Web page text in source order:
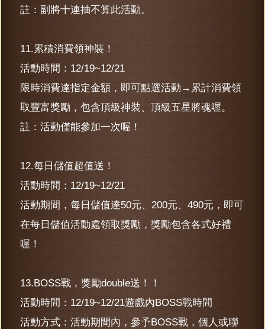
註：副將十連抽不算此活動。
11.累積消費領神裝！
活動時間：12/19~12/21
限時消費達指定金額，即可點選活動→累計消費領
取豐富獎勵，包含頂級神裝、頂級五星將魂喔。
註：活動僅能參加一次喔！
12.每日儲值超值送！
活動時間：12/19~12/21
活動期間，每日儲值達50元、200元、490元，即可
在每日儲值活動處領取獎勵，獎勵包含各式好禮
喔！
13.BOSS戰，獎勵double送！！
活動時間：12/19~12/21遊戲內BOSS戰時間
活動方式：活動期間內，參予BOSS戰，個人或聯